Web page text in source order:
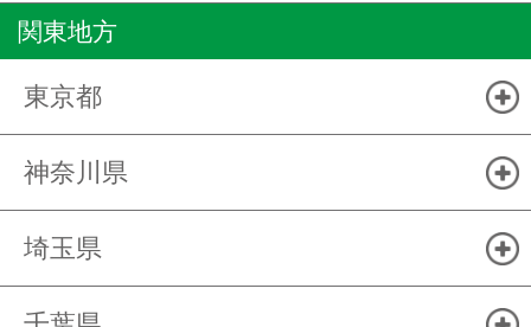
関東地方
東京都
神奈川県
埼玉県